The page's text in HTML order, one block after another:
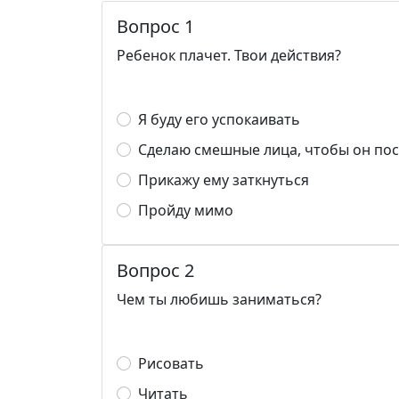
Вопрос 1
Ребенок плачет. Твои действия?
Я буду его успокаивать
Сделаю смешные лица, чтобы он
Прикажу ему заткнуться
Пройду мимо
Вопрос 2
Чем ты любишь заниматься?
Рисовать
Читать